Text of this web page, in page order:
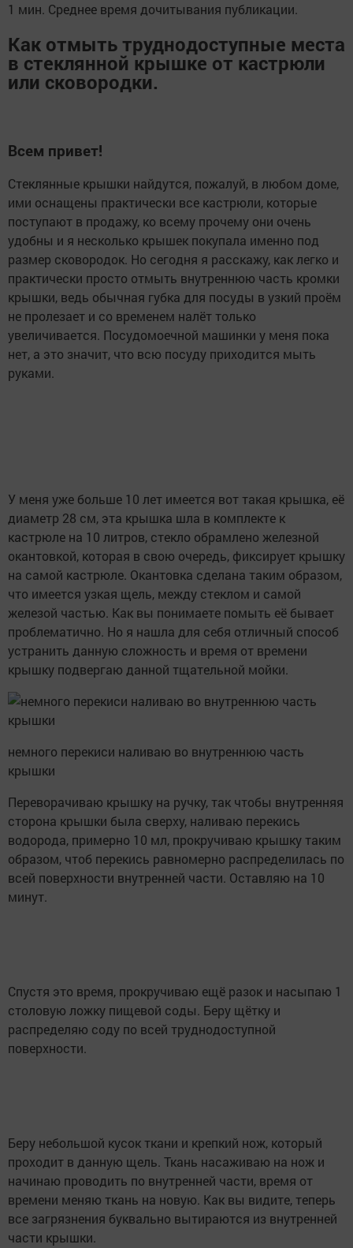
1 мин. Среднее время дочитывания публикации.
Как отмыть труднодоступные места
в стеклянной крышке от кастрюли
или сковородки.
Всем привет!
Стеклянные крышки найдутся, пожалуй, в любом доме,
ими оснащены практически все кастрюли, которые
поступают в продажу, ко всему прочему они очень
удобны и я несколько крышек покупала именно под
размер сковородок. Но сегодня я расскажу, как легко и
практически просто отмыть внутреннюю часть кромки
крышки, ведь обычная губка для посуды в узкий проём
не пролезает и со временем налёт только
увеличивается. Посудомоечной машинки у меня пока
нет, а это значит, что всю посуду приходится мыть
руками.
У меня уже больше 10 лет имеется вот такая крышка, её
диаметр 28 см, эта крышка шла в комплекте к
кастрюле на 10 литров, стекло обрамлено железной
окантовкой, которая в свою очередь, фиксирует крышку
на самой кастрюле. Окантовка сделана таким образом,
что имеется узкая щель, между стеклом и самой
железой частью. Как вы понимаете помыть её бывает
проблематично. Но я нашла для себя отличный способ
устранить данную сложность и время от времени
крышку подвергаю данной тщательной мойки.
немного перекиси наливаю во внутреннюю часть
крышки
Переворачиваю крышку на ручку, так чтобы внутренняя
сторона крышки была сверху, наливаю перекись
водорода, примерно 10 мл, прокручиваю крышку таким
образом, чтоб перекись равномерно распределилась по
всей поверхности внутренней части. Оставляю на 10
минут.
Спустя это время, прокручиваю ещё разок и насыпаю 1
столовую ложку пищевой соды. Беру щётку и
распределяю соду по всей труднодоступной
поверхности.
Беру небольшой кусок ткани и крепкий нож, который
проходит в данную щель. Ткань насаживаю на нож и
начинаю проводить по внутренней части, время от
времени меняю ткань на новую. Как вы видите, теперь
все загрязнения буквально вытираются из внутренней
части крышки.